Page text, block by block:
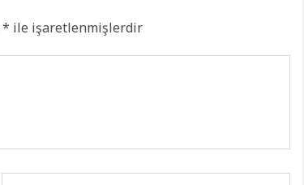
* ile işaretlenmişlerdir